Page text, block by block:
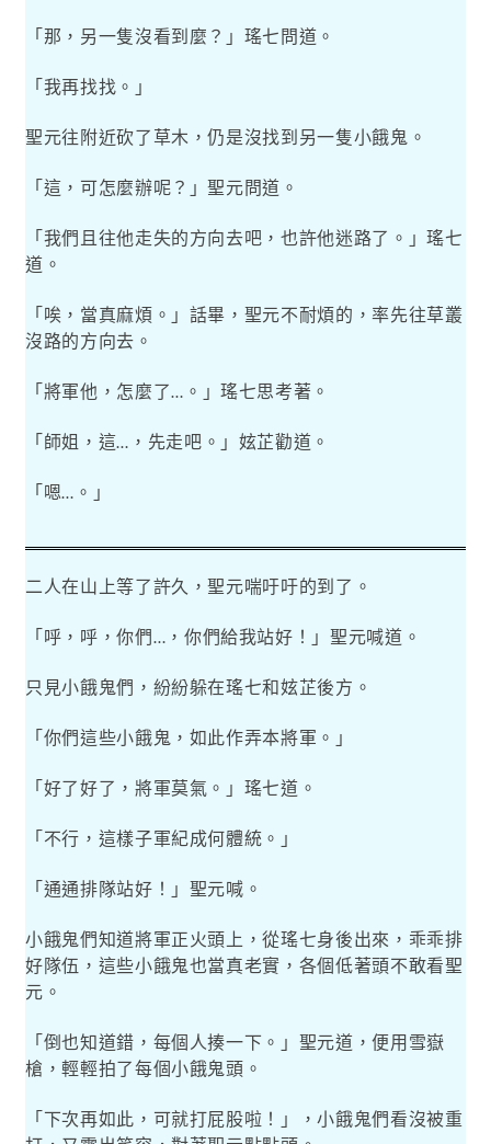
「那，另一隻沒看到麼？」瑤七問道。
「我再找找。」
聖元往附近砍了草木，仍是沒找到另一隻小餓鬼。
「這，可怎麼辦呢？」聖元問道。
「我們且往他走失的方向去吧，也許他迷路了。」瑤七
道。
「唉，當真麻煩。」話畢，聖元不耐煩的，率先往草叢
沒路的方向去。
「將軍他，怎麼了… 。」瑤七思考著。
「師姐，這… ，先走吧。」妶芷勸道。
「嗯… 。」
二人在山上等了許久，聖元喘吁吁的到了。
「呼，呼，你們… ，你們給我站好！」聖元喊道。
只見小餓鬼們，紛紛躲在瑤七和妶芷後方。
「你們這些小餓鬼，如此作弄本將軍。」
「好了好了，將軍莫氣。」瑤七道。
「不行，這樣子軍紀成何體統。」
「通通排隊站好！」聖元喊。
小餓鬼們知道將軍正火頭上，從瑤七身後出來，乖乖排
好隊伍，這些小餓鬼也當真老實，各個低著頭不敢看聖
元。
「倒也知道錯，每個人揍一下。」聖元道，便用雪嶽
槍，輕輕拍了每個小餓鬼頭。
「下次再如此，可就打屁股啦！」，小餓鬼們看沒被重